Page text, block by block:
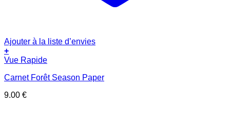
Ajouter à la liste d’envies
+
Vue Rapide
Carnet Forêt Season Paper
9.00 €